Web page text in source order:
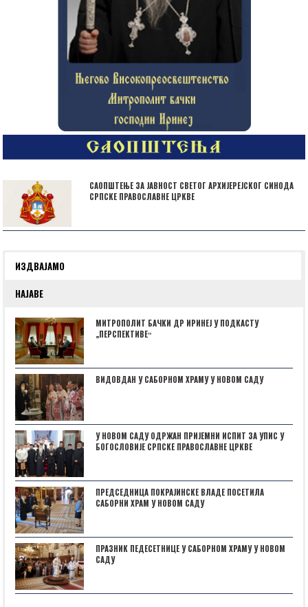
САОПШТЕЊЕ ЗА ЈАВНОСТ СВЕТОГ АРХИЈЕРЕЈСКОГ СИНОДА
СРПСКЕ ПРАВОСЛАВНЕ ЦРКВЕ
ИЗДВАЈАМО
НАЈАВЕ
МИТРОПОЛИТ БАЧКИ ДР ИРИНЕЈ У ПОДКАСТУ
„ПЕРСПЕКТИВЕˮ
ВИДОВДАН У САБОРНОМ ХРАМУ У НОВОМ САДУ
У НОВОМ САДУ ОДРЖАН ПРИЈЕМНИ ИСПИТ ЗА УПИС У
БОГОСЛОВИЈЕ СРПСКЕ ПРАВОСЛАВНЕ ЦРКВЕ
ПРЕДСЕДНИЦА ПОКРАЈИНСКЕ ВЛАДЕ ПОСЕТИЛА
САБОРНИ ХРАМ У НОВОМ САДУ
ПРАЗНИК ПЕДЕСЕТНИЦЕ У САБОРНОМ ХРАМУ У НОВОМ
САДУ